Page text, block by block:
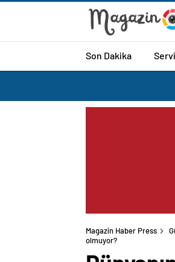
Son Dakika
Magazin Haber Press
olmuyor?